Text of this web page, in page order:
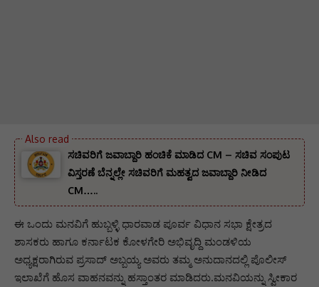
ಸಚಿವರಿಗೆ ಜವಾಬ್ದಾರಿ ಹಂಚಿಕೆ ಮಾಡಿದ CM – ಸಚಿವ ಸಂಪುಟ
ವಿಸ್ತರಣೆ ಬೆನ್ನಲ್ಲೇ ಸಚಿವರಿಗೆ ಮಹತ್ವದ ಜವಾಬ್ದಾರಿ ನೀಡಿದ
CM…..
ಈ ಒಂದು ಮನವಿಗೆ ಹುಬ್ಬಳ್ಳಿ ಧಾರವಾಡ ಪೂರ್ವ ವಿಧಾನ ಸಭಾ ಕ್ಷೇತ್ರದ
ಶಾಸಕರು ಹಾಗೂ ಕರ್ನಾಟಕ ಕೋಳಗೇರಿ ಅಭಿವೃದ್ದಿ ಮಂಡಳಿಯ
ಅಧ್ಯಕ್ಷರಾಗಿರುವ ಪ್ರಸಾದ್ ಅಬ್ಬಯ್ಯ ಅವರು ತಮ್ಮ ಅನುದಾನದಲ್ಲಿ ಪೊಲೀಸ್
ಇಲಾಖೆಗೆ ಹೊಸ ವಾಹನವನ್ನು ಹಸ್ತಾಂತರ ಮಾಡಿದರು.ಮನವಿಯನ್ನು ಸ್ವೀಕಾರ